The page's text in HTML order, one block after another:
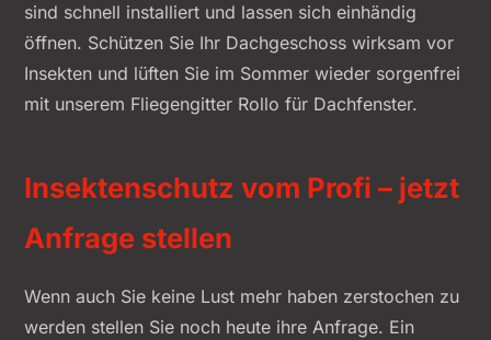
sind schnell installiert und lassen sich einhändig
öffnen. Schützen Sie Ihr Dachgeschoss wirksam vor
Insekten und lüften Sie im Sommer wieder sorgenfrei
mit unserem Fliegengitter Rollo für Dachfenster.
Insektenschutz vom Profi – jetzt
Anfrage stellen
Wenn auch Sie keine Lust mehr haben zerstochen zu
werden stellen Sie noch heute ihre Anfrage. Ein